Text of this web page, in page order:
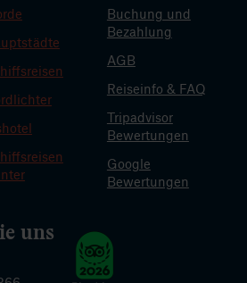
uns
Buchung und
Bezahlung
AGB
Reiseinfo & FAQ
Tripadvisor
Bewertungen
Google
Bewertungen